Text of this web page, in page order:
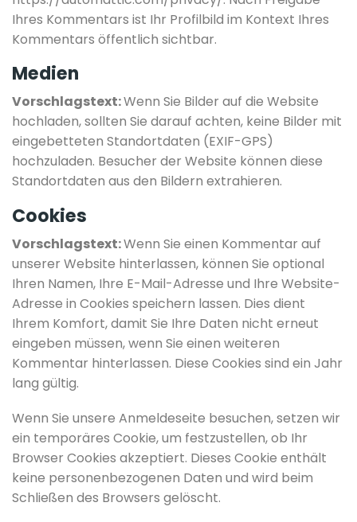
Ihres Kommentars ist Ihr Profilbild im Kontext Ihres
Kommentars öffentlich sichtbar.
Medien
Vorschlagstext:Wenn Sie Bilder auf die Website
hochladen, sollten Sie darauf achten, keine Bilder mit
eingebetteten Standortdaten (EXIF-GPS)
hochzuladen. Besucher der Website können diese
Standortdaten aus den Bildern extrahieren.
Cookies
Vorschlagstext:Wenn Sie einen Kommentar auf
unserer Website hinterlassen, können Sie optional
Ihren Namen, Ihre E-Mail-Adresse und Ihre Website-
Adresse in Cookies speichern lassen. Dies dient
Ihrem Komfort, damit Sie Ihre Daten nicht erneut
eingeben müssen, wenn Sie einen weiteren
Kommentar hinterlassen. Diese Cookies sind ein Jahr
lang gültig.
Wenn Sie unsere Anmeldeseite besuchen, setzen wir
ein temporäres Cookie, um festzustellen, ob Ihr
Browser Cookies akzeptiert. Dieses Cookie enthält
keine personenbezogenen Daten und wird beim
Schließen des Browsers gelöscht.